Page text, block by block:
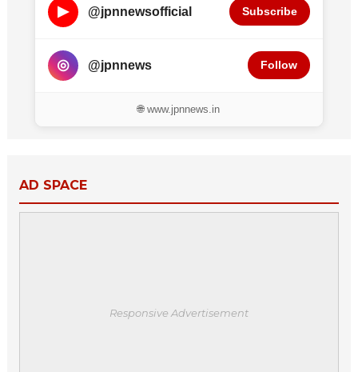
▶ @jpnnewsofficial Subscribe
◎ @jpnnews Follow
🌐 www.jpnnews.in
AD SPACE
Responsive Advertisement